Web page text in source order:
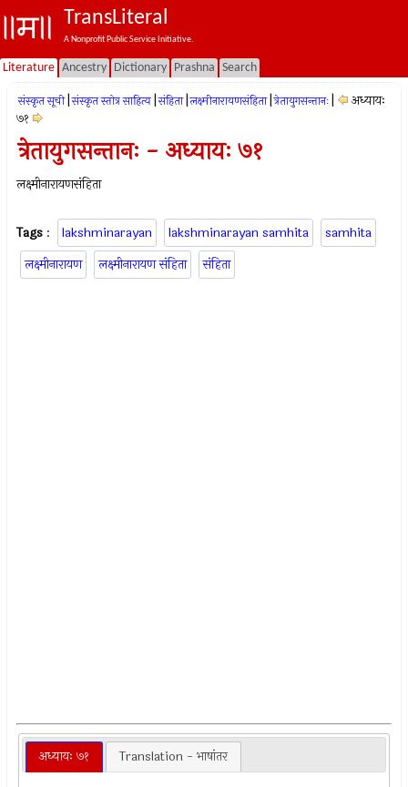
TransLiteral
A Nonprofit Public Service Initiative.
Literature Ancestry Dictionary Prashna Search
संस्कृत सूची संस्कृत स्तोत्र साहित्य संहिता लक्ष्मीनारायणसंहिता त्रेतायुगसन्तानः
अध्यायः
७१
त्रेतायुगसन्तानः - अध्यायः ७१
लक्ष्मीनारायणसंहिता
Tags : lakshminarayan lakshminarayan samhita
samhita
लक्ष्मीनारायण
लक्ष्मीनारायण संहिता संहिता
अध्यायः ७१ Translation - भाषांतर